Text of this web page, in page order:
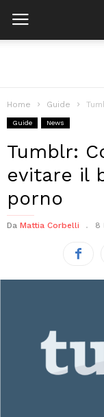
Home Guide
Guide News
Tumblr:
evitare il
porno
Da Mattia Corbelli 8